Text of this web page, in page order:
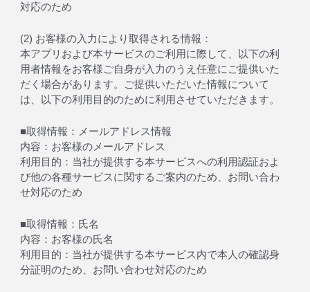
対応のため
(2) お客様の入力により取得される情報：
本アプリおよび本サービスのご利用に際して、以下の利
用者情報をお客様ご自身が入力のうえ任意にご提供いた
だく場合があります。ご提供いただいた情報について
は、以下の利用目的のために利用させていただきます。
■取得情報：メールアドレス情報
内容：お客様のメールアドレス
利用目的：当社が提供する本サービスへの利用認証およ
び他の各種サービスに関するご案内のため、お問い合わ
せ対応のため
■取得情報：氏名
内容：お客様の氏名
利用目的：当社が提供する本サービス内で本人の確認身
分証明のため、お問い合わせ対応のため